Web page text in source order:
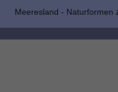
Meeresland - Naturformen